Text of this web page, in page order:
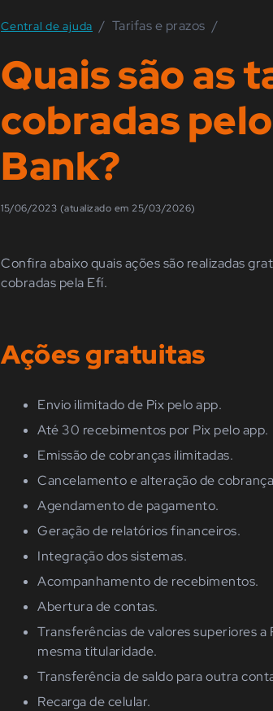
Central de ajuda / Tarifas e prazos /
Quais são as
cobradas
Bank?
15/06/2023 (atualizado em 25/03/2026)
Confira abaixo quais ações são realizadas
cobradas pela Efí.
Ações gratuitas
Envio ilimitado de Pix pelo app.
Até 30 recebimentos por Pix pelo app.
Emissão de cobranças ilimitadas.
Cancelamento e alteração de
Agendamento de pagamento.
Geração de relatórios financeiros.
Integração dos sistemas.
Acompanhamento de recebimentos.
Abertura de contas.
Transferências de valores superiores
mesma titularidade.
Transferência de saldo para outra
Recarga de celular.